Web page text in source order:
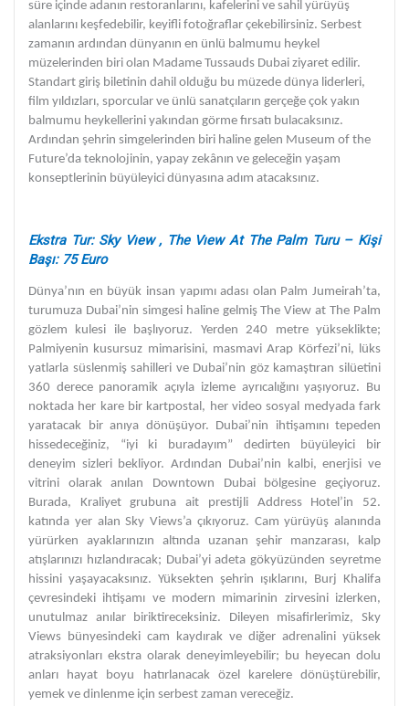
süre içinde adanın restoranlarını, kafelerini ve sahil yürüyüş
alanlarını keşfedebilir, keyifli fotoğraflar çekebilirsiniz. Serbest
zamanın ardından dünyanın en ünlü balmumu heykel
müzelerinden biri olan Madame Tussauds Dubai ziyaret edilir.
Standart giriş biletinin dahil olduğu bu müzede dünya liderleri,
film yıldızları, sporcular ve ünlü sanatçıların gerçeğe çok yakın
balmumu heykellerini yakından görme fırsatı bulacaksınız.
Ardından şehrin simgelerinden biri haline gelen Museum of the
Future’da teknolojinin, yapay zekânın ve geleceğin yaşam
konseptlerinin büyüleyici dünyasına adım atacaksınız.
Ekstra Tur: Sky Vıew , The Vıew At The Palm Turu – Kişi
Başı: 75 Euro
Dünya’nın en büyük insan yapımı adası olan Palm Jumeirah’ta,
turumuza Dubai’nin simgesi haline gelmiş The View at The Palm
gözlem kulesi ile başlıyoruz. Yerden 240 metre yükseklikte;
Palmiyenin kusursuz mimarisini, masmavi Arap Körfezi’ni, lüks
yatlarla süslenmiş sahilleri ve Dubai’nin göz kamaştıran silüetini
360 derece panoramik açıyla izleme ayrıcalığını yaşıyoruz. Bu
noktada her kare bir kartpostal, her video sosyal medyada fark
yaratacak bir anıya dönüşüyor. Dubai’nin ihtişamını tepeden
hissedeceğiniz, “iyi ki buradayım” dedirten büyüleyici bir
deneyim sizleri bekliyor. Ardından Dubai’nin kalbi, enerjisi ve
vitrini olarak anılan Downtown Dubai bölgesine geçiyoruz.
Burada, Kraliyet grubuna ait prestijli Address Hotel’in 52.
katında yer alan Sky Views’a çıkıyoruz. Cam yürüyüş alanında
yürürken ayaklarınızın altında uzanan şehir manzarası, kalp
atışlarınızı hızlandıracak; Dubai’yi adeta gökyüzünden seyretme
hissini yaşayacaksınız. Yüksekten şehrin ışıklarını, Burj Khalifa
çevresindeki ihtişamı ve modern mimarinin zirvesini izlerken,
unutulmaz anılar biriktireceksiniz. Dileyen misafirlerimiz, Sky
Views bünyesindeki cam kaydırak ve diğer adrenalini yüksek
atraksiyonları ekstra olarak deneyimleyebilir; bu heyecan dolu
anları hayat boyu hatırlanacak özel karelere dönüştürebilir,
yemek ve dinlenme için serbest zaman vereceğiz.